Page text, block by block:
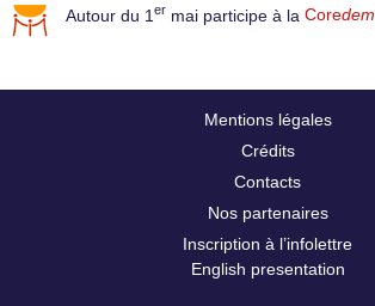
Autour du 1 er mai participe à la Coredem
Mentions légales
Crédits
Contacts
Nos partenaires
Inscription à l’infolettre
English presentation